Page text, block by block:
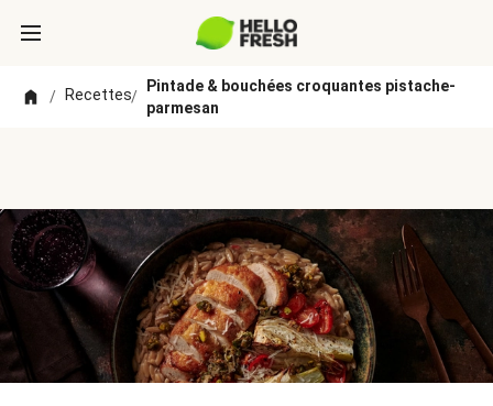
/ Recettes/
Pintade & bouchées croquantes pistache-
parmesan